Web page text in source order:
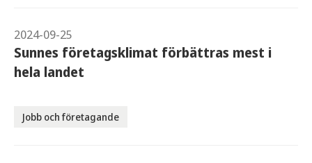
2024-09-25
Sunnes företagsklimat förbättras mest i
hela landet
Jobb och företagande